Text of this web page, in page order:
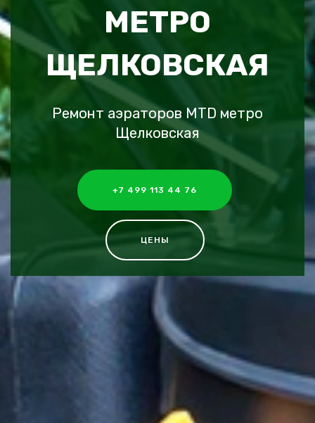
МЕТРО
ЩЕЛКОВСКАЯ
Ремонт аэраторов MTD метро
Щелковская
+7 499 113 44 76
ЦЕНЫ